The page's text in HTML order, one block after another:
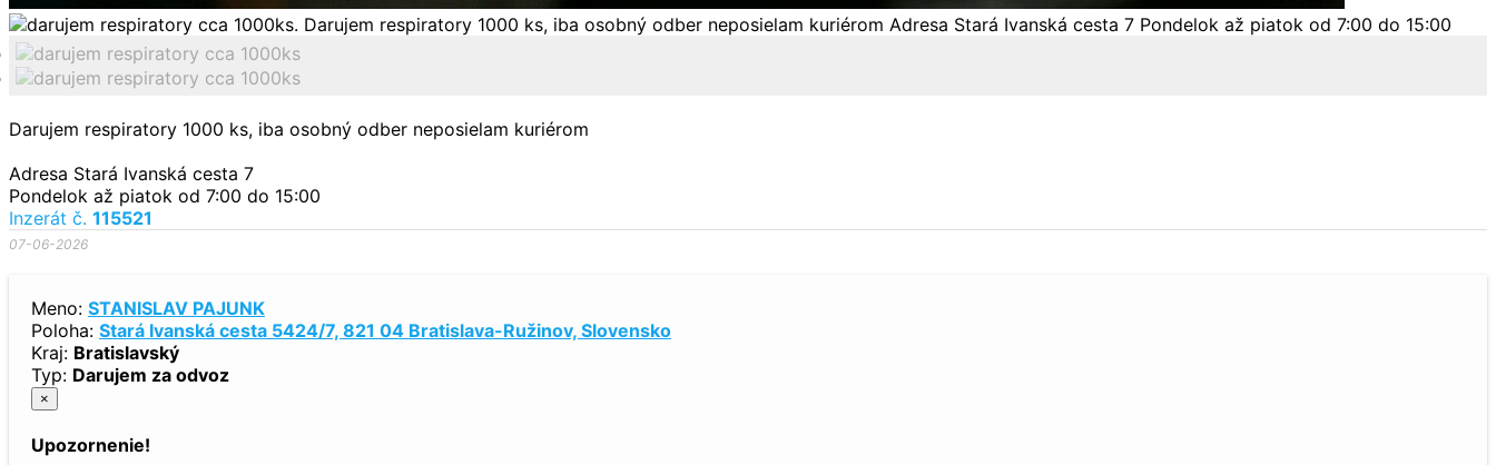
Darujem respiratory 1000 ks, iba osobný odber neposielam kuriérom
Adresa Stará Ivanská cesta 7
Pondelok až piatok od 7:00 do 15:00
Inzerát č. 115521
07-06-2026
Meno: STANISLAV PAJUNK
Poloha: Stará Ivanská cesta 5424/7, 821 04 Bratislava-Ružinov, Slovensko
Kraj: Bratislavský
Typ: Darujem za odvoz
×
Upozornenie!